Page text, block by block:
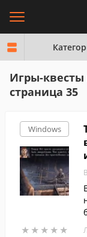
Игры-
страница 35
Windows
★ ★ ★ ★ ★
★ ★ ★ ★ ★